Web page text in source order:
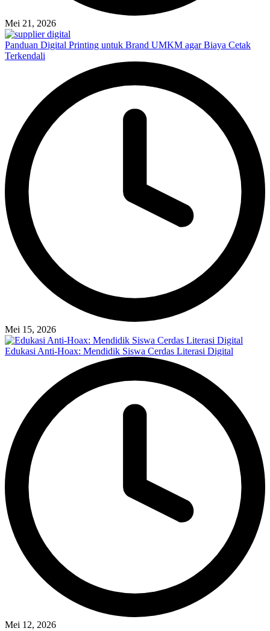
Mei 21, 2026
Panduan Digital Printing untuk Brand UMKM agar Biaya Cetak
Terkendali
Mei 15, 2026
Edukasi Anti-Hoax: Mendidik Siswa Cerdas Literasi Digital
Mei 12, 2026